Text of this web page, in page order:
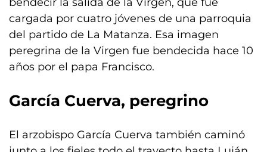
cargada por cuatro jóvenes de una parroquia
del partido de La Matanza. Esa imagen
peregrina de la Virgen fue bendecida hace 10
años por el papa Francisco.
García Cuerva, peregrino
El arzobispo García Cuerva también caminó